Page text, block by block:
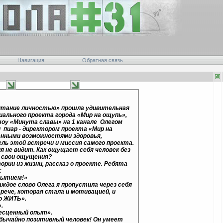
Навигация Обратная связь
личностью» прошла удивительная
проекта города «Мир на ощупь»,
«Минута славы» на 1 канале Олегом
- директором проекта «Мир на
возможностями здоровья,
этой встречи и миссия самого проекта.
не видит. Как ощущает себя человек без
свои ощущения?
из жизни, рассказ о проекте. Ребята
слово Олега я пропустила через себя
которая стала и мотивацией, и
ЖИТЬ».
опыт».
позитивный человек! Он умеет